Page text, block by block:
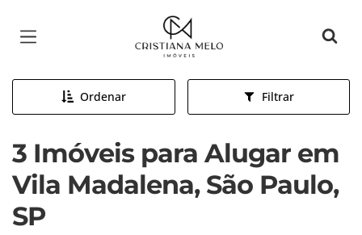
Página inicial
Ordenar Filtrar
3 Imóveis para Alugar em
Vila Madalena, São Paulo,
SP